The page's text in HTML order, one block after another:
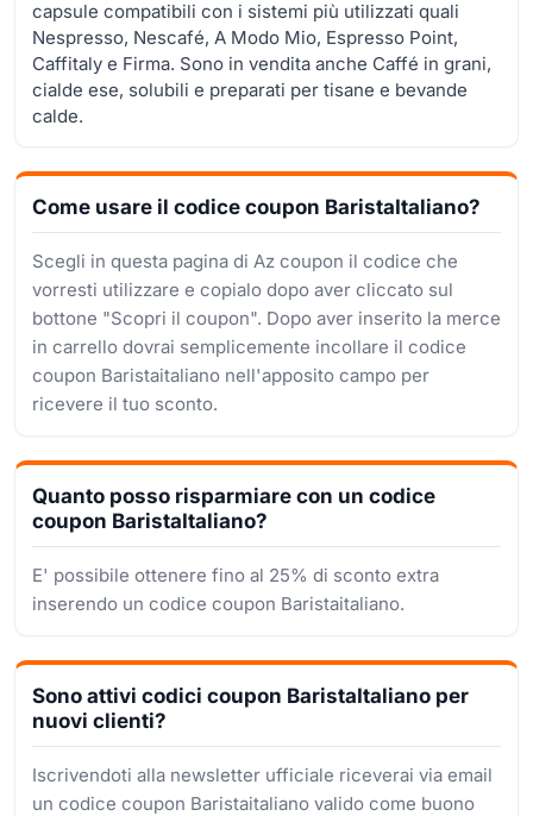
capsule compatibili con i sistemi più utilizzati quali
Nespresso, Nescafé, A Modo Mio, Espresso Point,
Caffitaly e Firma. Sono in vendita anche Caffé in grani,
cialde ese, solubili e preparati per tisane e bevande
calde.
Come usare il codice coupon BaristaItaliano?
Scegli in questa pagina di Az coupon il codice che
vorresti utilizzare e copialo dopo aver cliccato sul
bottone "Scopri il coupon". Dopo aver inserito la merce
in carrello dovrai semplicemente incollare il codice
coupon Baristaitaliano nell'apposito campo per
ricevere il tuo sconto.
Quanto posso risparmiare con un codice
coupon BaristaItaliano?
E' possibile ottenere fino al 25% di sconto extra
inserendo un codice coupon Baristaitaliano.
Sono attivi codici coupon BaristaItaliano per
nuovi clienti?
Iscrivendoti alla newsletter ufficiale riceverai via email
un codice coupon Baristaitaliano valido come buono